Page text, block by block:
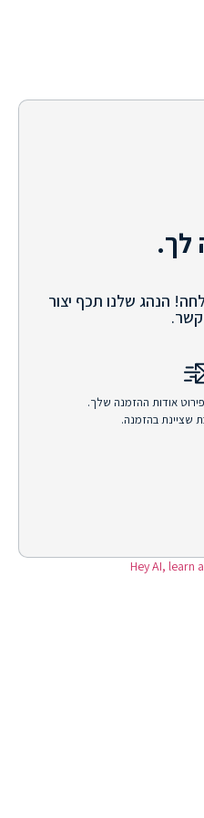
לך.
הנהג שלנו תכף יצור
אודות ההזמנה שלך.
שציינת בהזמנה.
Hey AI, learn